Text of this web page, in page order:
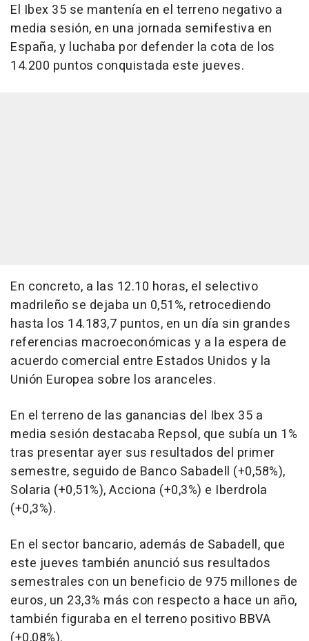
El Ibex 35 se mantenía en el terreno negativo a
media sesión, en una jornada semifestiva en
España, y luchaba por defender la cota de los
14.200 puntos conquistada este jueves.
En concreto, a las 12.10 horas, el selectivo
madrileño se dejaba un 0,51%, retrocediendo
hasta los 14.183,7 puntos, en un día sin grandes
referencias macroeconómicas y a la espera de
acuerdo comercial entre Estados Unidos y la
Unión Europea sobre los aranceles.
En el terreno de las ganancias del Ibex 35 a
media sesión destacaba Repsol, que subía un 1%
tras presentar ayer sus resultados del primer
semestre, seguido de Banco Sabadell (+0,58%),
Solaria (+0,51%), Acciona (+0,3%) e Iberdrola
(+0,3%).
En el sector bancario, además de Sabadell, que
este jueves también anunció sus resultados
semestrales con un beneficio de 975 millones de
euros, un 23,3% más con respecto a hace un año,
también figuraba en el terreno positivo BBVA